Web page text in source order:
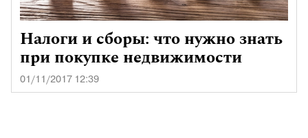
Налоги и сборы: что нужно знать
при покупке недвижимости
01/11/2017 12:39